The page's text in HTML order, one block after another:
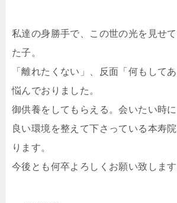
私達の身勝手で、この世の光を見せ
た子。
「離れたくない」、反面「何もして
悩んでおりました。
御供養をしてもらえる。会いたい時に
良い環境を整えて下さっている本寿
ります。
今後とも何卒よろしくお願い致します